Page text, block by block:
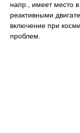
напр., имеет место в
реактивными
включение при
проблем.